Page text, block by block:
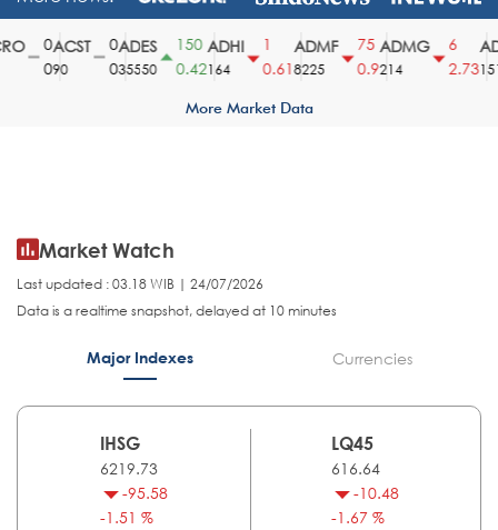
ACST
90
ADES
35550
150
0.42
ADHI
164
0.61
ADMF
8225
75
0.9
ADMG
214
2.731510
More Market Data
Market Watch
Last updated : 03.18 WIB | 24/07/2026
Data is a realtime snapshot, delayed at 10 minutes
Major Indexes Currencies
IHSG
6219.73
-95.58
-1.51 %
LQ45
616.64
-10.48
-1.67 %